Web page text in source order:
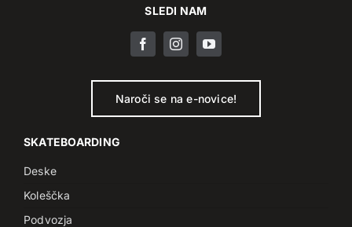
SLEDI NAM
Naroči se na e-novice!
SKATEBOARDING
Deske
Koleščka
Podvozja